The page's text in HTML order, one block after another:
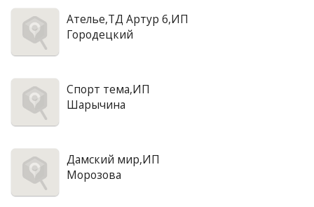
Ателье,ТД Артур 6,ИП
Городецкий
Спорт тема,ИП
Шарычина
Дамский мир,ИП
Морозова